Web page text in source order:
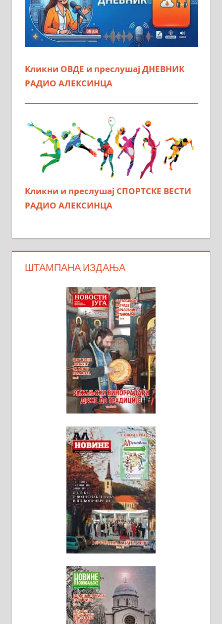
Кликни ОВДЕ и преслушај ДНЕВНИК
РАДИО АЛЕКСИНЦА
Кликни и преслушај СПОРТСКЕ ВЕСТИ
РАДИО АЛЕКСИНЦА
ШТАМПАНА ИЗДАЊА